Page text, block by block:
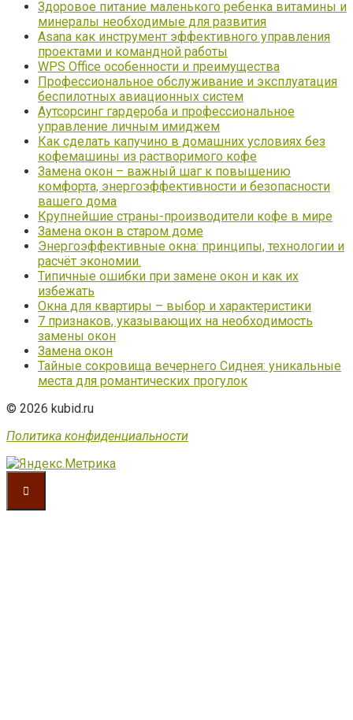
Здоровое питание маленького ребенка витамины и
минералы необходимые для развития
Asana как инструмент эффективного управления
проектами и командной работы
WPS Office особенности и преимущества
Профессиональное обслуживание и эксплуатация
беспилотных авиационных систем
Аутсорсинг гардероба и профессиональное
управление личным имиджем
Как сделать капучино в домашних условиях без
кофемашины из растворимого кофе
Замена окон – важный шаг к повышению
комфорта, энергоэффективности и безопасности
вашего дома
Крупнейшие страны-производители кофе в мире
Замена окон в старом доме
Энергоэффективные окна: принципы, технологии и
расчёт экономии.
Типичные ошибки при замене окон и как их
избежать
Окна для квартиры – выбор и характеристики
7 признаков, указывающих на необходимость
замены окон
Замена окон
Тайные сокровища вечернего Сиднея: уникальные
места для романтических прогулок
© 2026 kubid.ru
Политика конфиденциальности